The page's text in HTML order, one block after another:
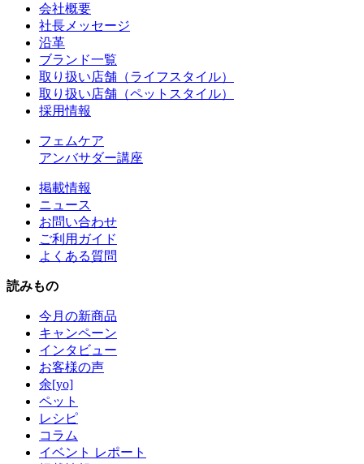
会社概要
社長メッセージ
沿革
ブランド一覧
取り扱い店舗（ライフスタイル）
取り扱い店舗（ペットスタイル）
採用情報
フェムケア
アンバサダー講座
掲載情報
ニュース
お問い合わせ
ご利用ガイド
よくある質問
読みもの
今月の新商品
キャンペーン
インタビュー
お客様の声
余[yo]
ペット
レシピ
コラム
イベント レポート